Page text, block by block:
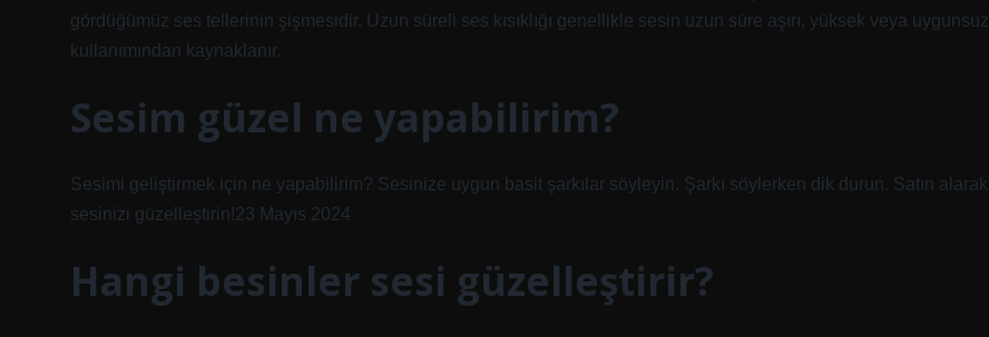
gördüğümüz ses tellerinin şişmesidir. Uzun süreli ses kısıklığı genellikle sesin uzun süre aşırı, yüksek veya uygunsuz
kullanımından kaynaklanır.
Sesim güzel ne yapabilirim?
Sesimi geliştirmek için ne yapabilirim? Sesinize uygun basit şarkılar söyleyin. Şarkı söylerken dik durun. Satın alarak
sesinizi güzelleştirin!23 Mayıs 2024
Hangi besinler sesi güzelleştirir?